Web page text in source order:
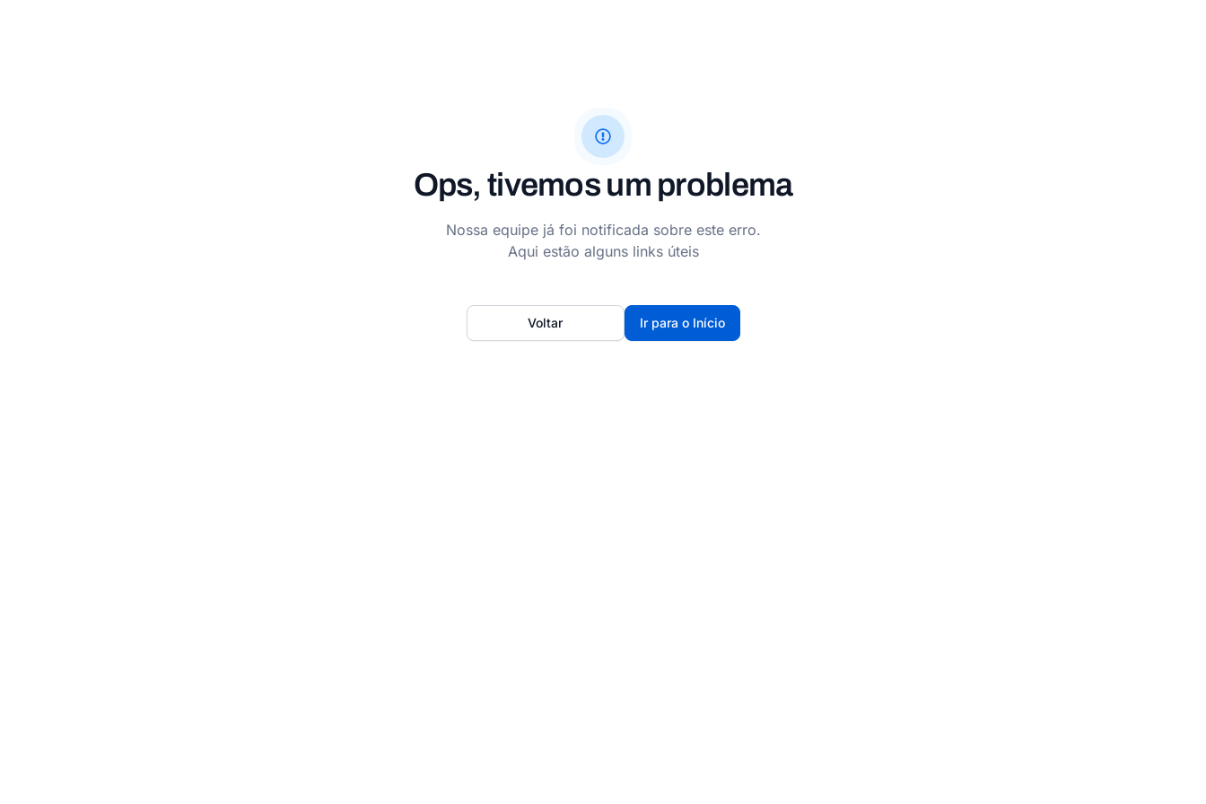
Ops, tivemos um problema
Nossa equipe já foi notificada sobre este erro.
Aqui estão alguns links úteis
Ir para o Início
Voltar